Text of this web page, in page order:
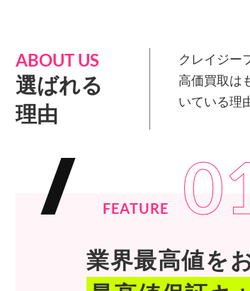
ABOUT US
選ばれる
理由
クレイジー
高価買取は
いている理
FEATURE
業界最高値を